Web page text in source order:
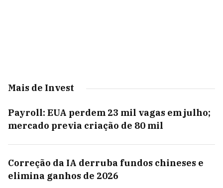
Mais de Invest
Payroll: EUA perdem 23 mil vagas em julho;
mercado previa criação de 80 mil
Correção da IA derruba fundos chineses e
elimina ganhos de 2026